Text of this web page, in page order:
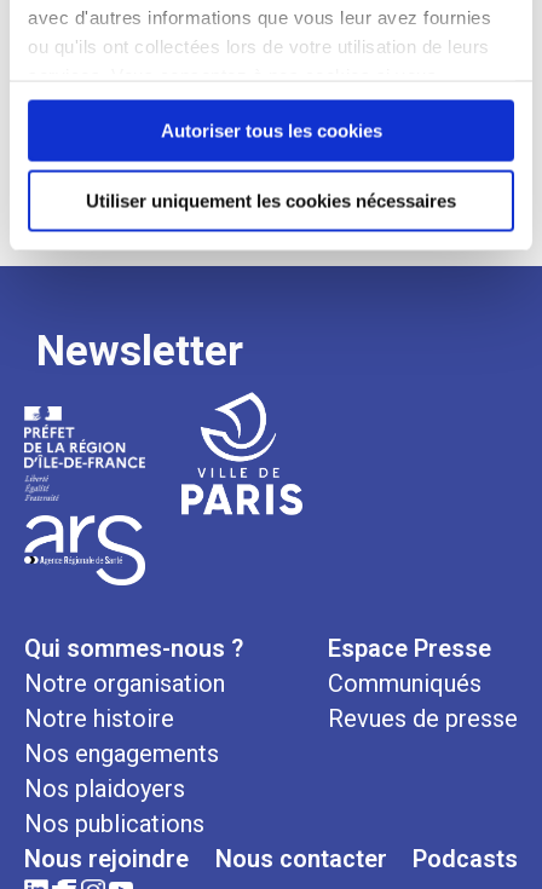
avec d'autres informations que vous leur avez fournies
ou qu'ils ont collectées lors de votre utilisation de leurs
continuez à utiliser notre site Web.
Autoriser tous les cookies
Utiliser uniquement les cookies nécessaires
Processus
de
recrutement
Newsletter
Qui sommes-nous ?
Notre organisation
Notre histoire
Nos engagements
Nos plaidoyers
Nos publications
Espace Presse
Communiqués
Revues de presse
Nous rejoindre Nous contacter Podcasts